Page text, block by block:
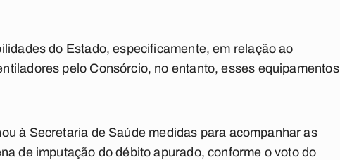
do Estado, especificamente, em relação ao
pelo Consórcio, no entanto, esses equipamentos
à Secretaria de Saúde medidas para acompanhar as
de imputação do débito apurado, conforme o voto do